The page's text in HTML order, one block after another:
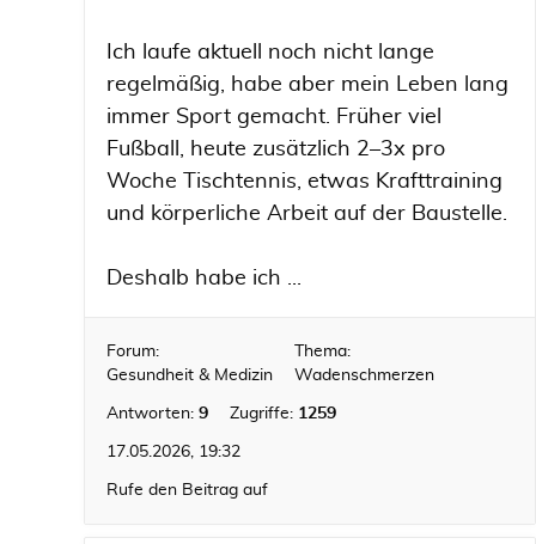
Ich laufe aktuell noch nicht lange
regelmäßig, habe aber mein Leben lang
immer Sport gemacht. Früher viel
Fußball, heute zusätzlich 2–3x pro
Woche Tischtennis, etwas Krafttraining
und körperliche Arbeit auf der Baustelle.
Deshalb habe ich ...
Forum:
Gesundheit & Medizin
Thema:
Wadenschmerzen
Antworten: 9 Zugriffe: 1259
17.05.2026, 19:32
Rufe den Beitrag auf